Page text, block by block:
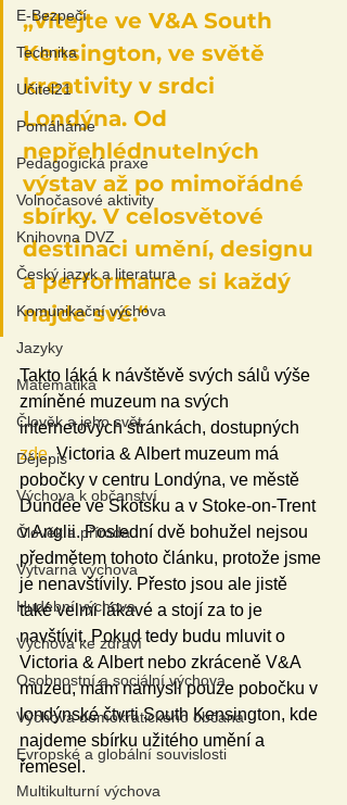
E-Bezpečí
Technika
Učitel21
Pomáháme
Pedagogická praxe
Volnočasové aktivity
Knihovna DVZ
Český jazyk a literatura
Komunikační výchova
Jazyky
Matematika
Člověk a jeho svět
Dějepis
Výchova k občanství
Člověk a příroda
Výtvarná výchova
Hudební výchova
Výchova ke zdraví
Osobnostní a sociální výchova
Výchova demokratického občana
Evropské a globální souvislosti
Multikulturní výchova
„Vítejte ve V&A South
Kensington, ve světě
kreativity v srdci
Londýna. Od
nepřehlédnutelných
výstav až po mimořádné
sbírky. V celosvětové
destinaci umění, designu
a performance si každý
najde své.“
Takto láká k návštěvě svých sálů výše
zmíněné muzeum na svých
internetových stránkách, dostupných
zde. Victoria & Albert muzeum má
pobočky v centru Londýna, ve městě
Dundee ve Skotsku a v Stoke-on-Trent
v Anglii. Poslední dvě bohužel nejsou
předmětem tohoto článku, protože jsme
je nenavštívily. Přesto jsou ale jistě
také velmi lákavé a stojí za to je
navštívit. Pokud tedy budu mluvit o
Victoria & Albert nebo zkráceně V&A
muzeu, mám namysli pouze pobočku v
londýnské čtvrti South Kensington, kde
najdeme sbírku užitého umění a
řemesel.